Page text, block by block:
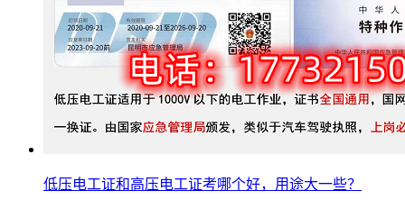
低压电工证和高压电工证考哪个好，用途大一些？